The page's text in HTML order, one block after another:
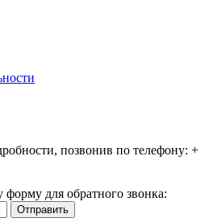
позвонив по телефону: +
форму для обратного звонка:
Отправить